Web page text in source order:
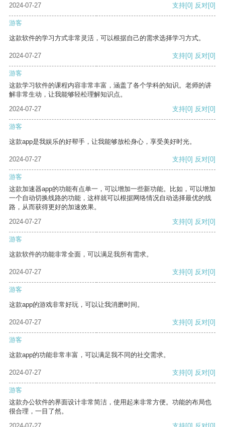
2024-07-27 支持[0] 反对[0]
游客
这款软件的学习方式非常灵活，可以根据自己的需求选择学习方式。
2024-07-27 支持[0] 反对[0]
游客
这款学习软件的课程内容非常丰富，涵盖了各个学科的知识。老师的讲
解非常生动，让我能够轻松理解知识点。
2024-07-27
支持[0] 反对[0]
游客
这款app是我娱乐的好帮手，让我能够放松身心，享受美好时光。
2024-07-27 支持[0] 反对[0]
游客
这款加速器app的功能有点单一，可以增加一些新功能。比如，可以增加
一个自动切换线路的功能，这样就可以根据网络情况自动选择最优的线
路，从而获得更好的加速效果。
2024-07-27
支持[0] 反对[0]
游客
这款软件的功能非常全面，可以满足我所有需求。
2024-07-27 支持[0] 反对[0]
游客
这款app的游戏非常好玩，可以让我消磨时间。
2024-07-27 支持[0] 反对[0]
游客
这款app的功能非常丰富，可以满足我不同的社交需求。
2024-07-27 支持[0] 反对[0]
游客
这款办公软件的界面设计非常简洁，使用起来非常方便。功能的布局也
很合理，一目了然。